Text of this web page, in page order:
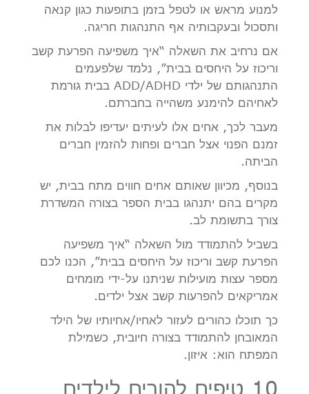
למנוע מראש או לטפל בזמן בתופעות כגון קנאה
ותסכול ובעקבותיה אף התנהגות חריגה.
אם נרחיב את השאלה “איך משפיעה הפרעת קשב
וריכוז על היחסים בבית”, נלמד שלפעמים
התנהגותם של ילדי ADD/ADHD בבית גורמת
לאחיהם להימנע משהייה בחברתם.
מעבר לכך, אחים אלו לעיתים יעדיפו לבלות את
זמנם הפנוי אצל חברים ופחות להזמין חברים
הביתה.
בנוסף, מכיוון שאותם אחים חווים מתח בבית, יש
מקרים בהם יתנהגו בבית הספר בצורה המשדרת
צורך בתשומת לב.
בשביל להתמודד מול השאלה “איך משפיעה
הפרעת קשב וריכוז על היחסים בבית”, הכנו לכם
מספר עצות מועילות שניתנו על-ידי מומחים
אמריקאים להפרעות קשב אצל ילדים.
כך תוכלו כהורים לעזור לאחיו/אחיותיו של הילד
המאובחן להתמודד בצורה חיובית, כשמילת
המפתח הוא: איזון.
10 טיפים להורים לילדים